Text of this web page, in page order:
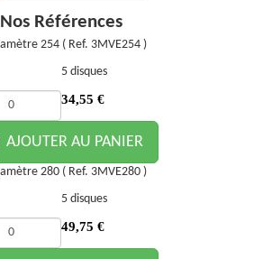
Nos Références
254 ( Ref. 3MVE254 )
5 disques
34,55 €
AJOUTER AU PANIER
280 ( Ref. 3MVE280 )
5 disques
49,75 €